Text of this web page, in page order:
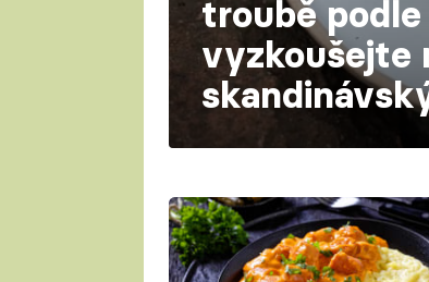
troubě
vyzkoušejte